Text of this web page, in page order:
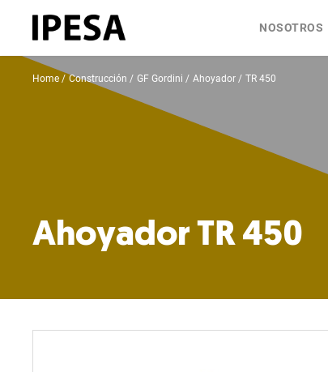
NOSOTROS
Home Construcción GF Gordini Ahoyador TR 450
Ahoyador TR 450